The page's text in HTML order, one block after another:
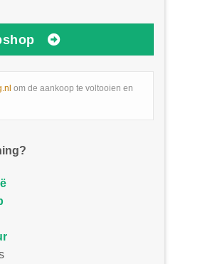
om de aankoop te voltooien en